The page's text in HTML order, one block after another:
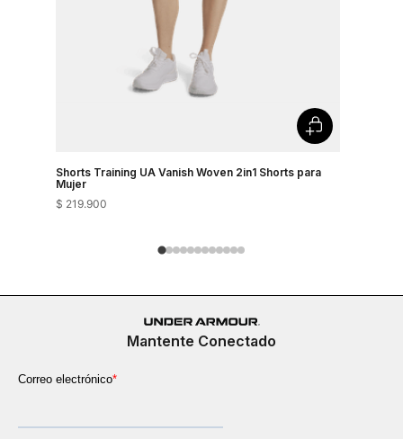
Shorts Training UA Vanish Woven 2in1 Shorts para
Mujer
$ 219.900
Mantente Conectado